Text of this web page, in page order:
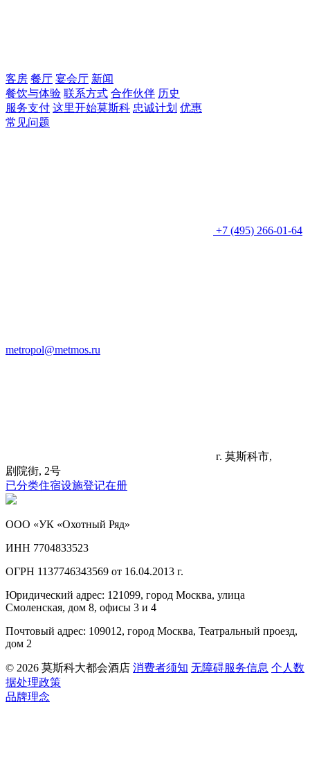
客房 餐厅 宴会厅 新闻
餐饮与体验 联系方式 合作伙伴 历史
服务支付 这里开始莫斯科 忠诚计划 优惠
常见问题
+7 (495) 266-01-64
metropol@metmos.ru
г. 莫斯科市,
剧院街, 2号
已分类住宿设施登记在册
ООО «УК «Охотный Ряд»
ИНН 7704833523
ОГРН 1137746343569 от 16.04.2013 г.
Юридический адрес: 121099, город Москва, улица
Смоленская, дом 8, офисы 3 и 4
Почтовый адрес: 109012, город Москва, Театральный проезд,
дом 2
© 2026 莫斯科大都会酒店 消费者须知 无障碍服务信息 个人数
据处理政策
品牌理念